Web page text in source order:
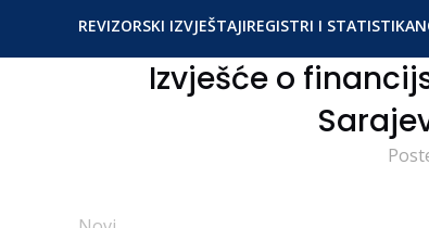
REVIZORSKI IZVJEŠTAJIREGISTRI I STATISTIKA
Izvješće o